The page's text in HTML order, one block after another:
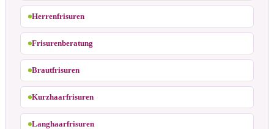
Herrenfrisuren
Frisurenberatung
Brautfrisuren
Kurzhaarfrisuren
Langhaarfrisuren